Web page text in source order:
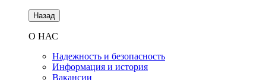
Назад
О НАС
Надежность и безопасность
Информация и история
Вакансии